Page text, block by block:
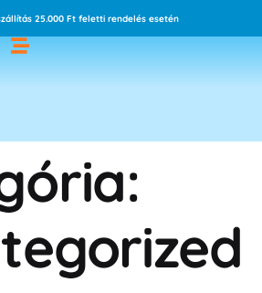
25.000 Ft feletti rendelés esetén